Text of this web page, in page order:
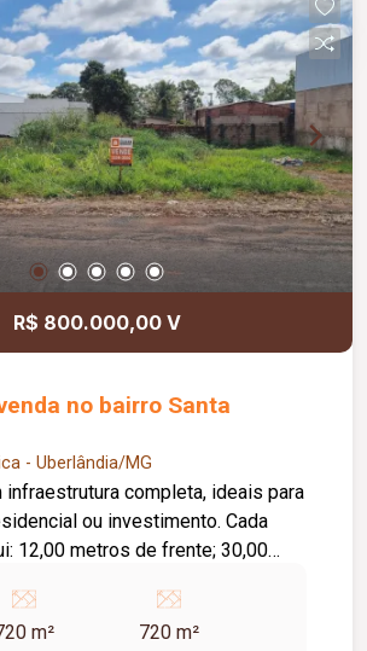
R$ 800.000,00 V
no bairro Santa
- Uberlândia/MG
infraestrutura completa, ideais para
ou investimento. Cada
12,00 metros de frente; 30,00
individual ou conjunta. Área
720,00 m²; Valores: R$
m² 720 m²